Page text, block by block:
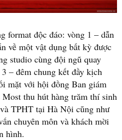
format độc đáo: vòng 1 – dẫn
về một vật dụng bất kỳ được
studio cùng đội ngũ quay
– đêm chung kết đầy kịch
mặt với hội đồng Ban giám
thu hút hàng trăm thí sinh
TPHT tại Hà Nội cũng như
chuyên môn và khách mời
hình.